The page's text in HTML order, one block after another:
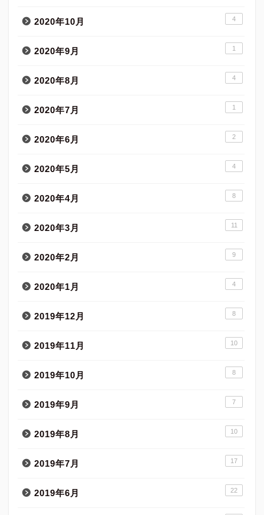
2020年10月 4
2020年9月 1
2020年8月 4
2020年7月 1
2020年6月 2
2020年5月 4
2020年4月 8
2020年3月 11
2020年2月 9
2020年1月 4
2019年12月 8
2019年11月 10
2019年10月 8
2019年9月 7
2019年8月 10
2019年7月 17
2019年6月 22